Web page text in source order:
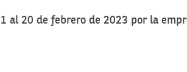
al 20 de febrero de 2023 por la